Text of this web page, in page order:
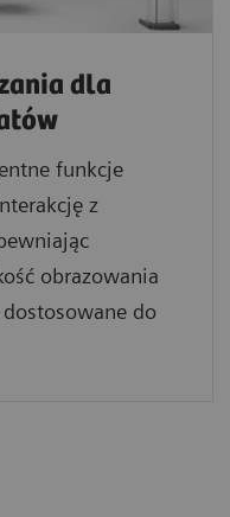
dla
funkcje
z
obrazowania
do